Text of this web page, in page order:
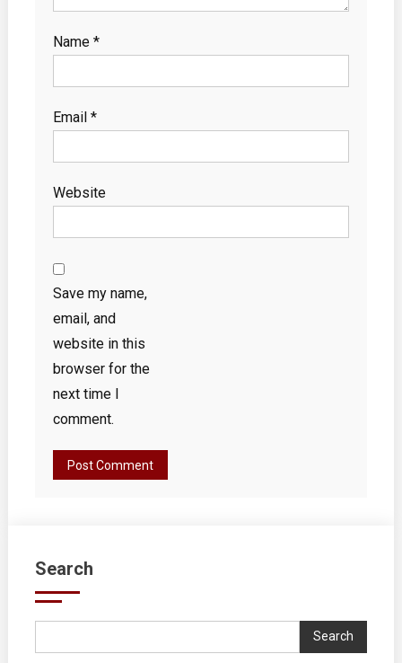
Name *
Email *
Website
Save my name,
email, and
website in this
browser for the
next time I
comment.
Search
Search